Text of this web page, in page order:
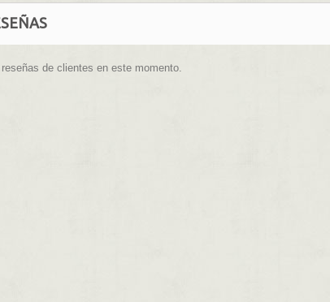
reseñas de clientes en este momento.